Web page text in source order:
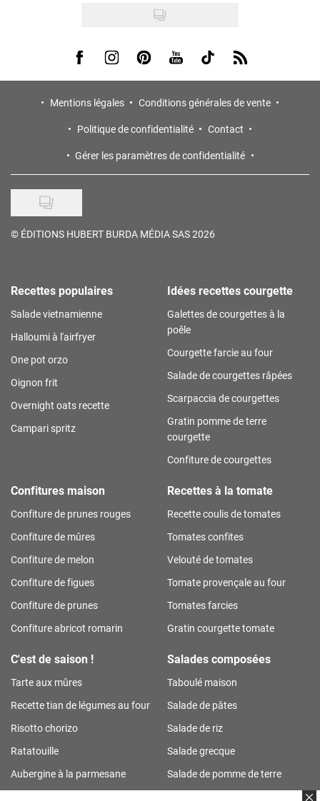
Visit us on Facebook
Visit us on Instagram
Visit us on Pinterest
Visit us on Youtube
Visit us on Tiktok
Visit us on Rss
Mentions légales
Conditions générales de vente
Politique de confidentialité
Contact
Gérer les paramètres de confidentialité
© ÉDITIONS HUBERT BURDA MÉDIA SAS 2026
Recettes populaires
Salade vietnamienne
Halloumi à l'airfryer
One pot orzo
Oignon frit
Overnight oats recette
Campari spritz
Idées recettes courgette
Galettes de courgettes à la
poêle
Courgette farcie au four
Salade de courgettes râpées
Scarpaccia de courgettes
Gratin pomme de terre
courgette
Confiture de courgettes
Confitures maison
Confiture de prunes rouges
Confiture de mûres
Confiture de melon
Confiture de figues
Confiture de prunes
Confiture abricot romarin
Recettes à la tomate
Recette coulis de tomates
Tomates confites
Velouté de tomates
Tomate provençale au four
Tomates farcies
Gratin courgette tomate
C'est de saison !
Tarte aux mûres
Recette tian de légumes au four
Risotto chorizo
Ratatouille
Aubergine à la parmesane
Salades composées
Taboulé maison
Salade de pâtes
Salade de riz
Salade grecque
Salade de pomme de terre